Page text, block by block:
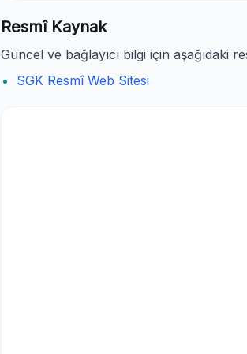
Resmî Kaynak
Güncel ve bağlayıcı bilgi için aşağıdaki
SGK Resmî Web Sitesi